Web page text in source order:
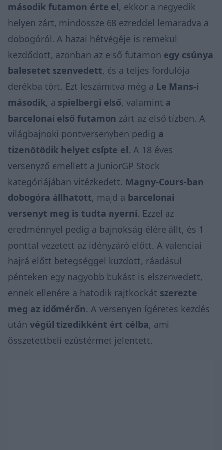
második futamon érte el, ekkor a negyedik
helyen zárt, mindössze 68 ezreddel lemaradva a
dobogóról. A hazai hétvégéje is remekül
kezdődött, azonban az első futamon egy csúnya
balesetet szenvedett, és a teljes fordulója
derékba tört. Ezt leszámítva még a Le Mans-i
második, a spielbergi első, valamint a
barcelonai első futamon zárt az első tízben. A
világbajnoki pontversenyben pedig a
tizenötödik helyet csípte el. A 18 éves
versenyző emellett a JuniorGP Stock
kategóriájában vitézkedett. Magny-Cours-ban
dobogóra állhatott, majd a barcelonai
versenyt meg is tudta nyerni. Ezzel az
eredménnyel pedig a bajnokság élére állt, és 1
ponttal vezetett az idényzáró előtt. A valenciai
hajrá előtt betegséggel küzdött, ráadásul
pénteken egy nagyobb bukást is elszenvedett,
ennek ellenére a hatodik rajtkockát szerezte
meg az időmérőn. A versenyen ígéretes kezdés
után végül tizedikként ért célba, ami
összetettbeli ezüstérmet jelentett.